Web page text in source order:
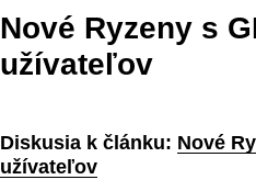
Nové Ryzeny s
užívateľov
Diskusia k článku: Nové
užívateľov